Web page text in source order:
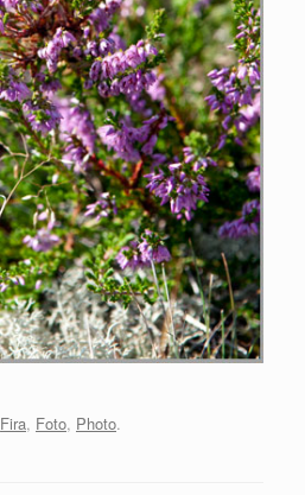
Fira, Foto, Photo.